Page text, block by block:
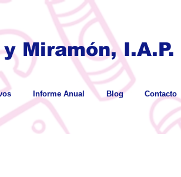
Miramón, I.A.P.
Informe Anual Blog Contacto